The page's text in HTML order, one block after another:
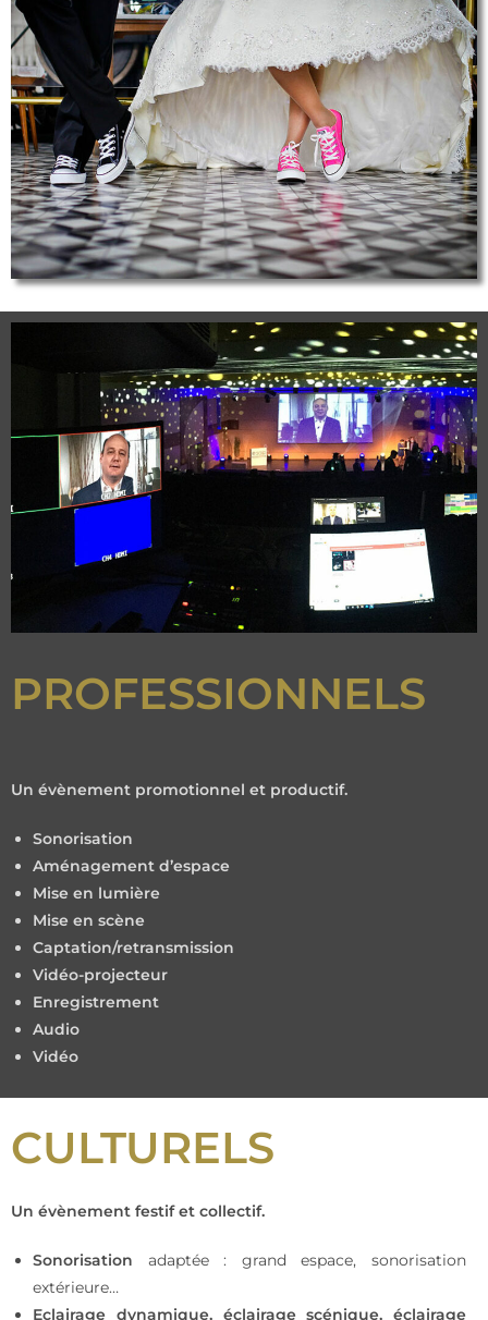
PROFESSIONNELS
Un évènement promotionnel et productif.
Sonorisation
Aménagement d’espace
Mise en lumière
Mise en scène
Captation/retransmission
Vidéo-projecteur
Enregistrement
Audio
Vidéo
CULTURELS
Un évènement festif et collectif.
Sonorisation adaptée : grand espace, sonorisation
extérieure…
Eclairage dynamique, éclairage scénique, éclairage